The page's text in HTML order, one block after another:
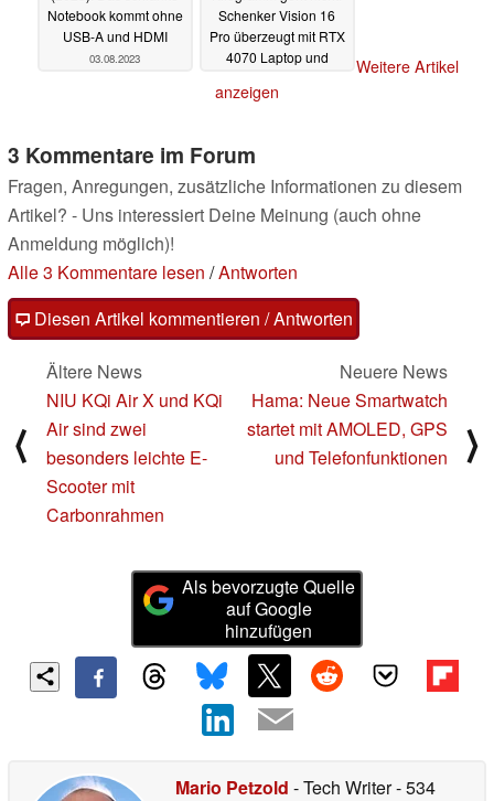
Notebook kommt ohne
USB-A und HDMI
03.08.2023
Schenker Vision 16
Pro überzeugt mit RTX
4070 Laptop und
21.07.2023
Weitere Artikel
anzeigen
3 Kommentare im Forum
Fragen, Anregungen, zusätzliche Informationen zu diesem
Artikel? - Uns interessiert Deine Meinung (auch ohne
Anmeldung möglich)!
Alle 3 Kommentare lesen /Antworten
Diesen Artikel kommentieren / Antworten
⟨
Ältere News
NIU KQi Air X und KQi
Air sind zwei
besonders leichte E-
Scooter mit
Carbonrahmen
Neuere News
Hama: Neue Smartwatch
startet mit AMOLED, GPS
und Telefonfunktionen
⟩
Als bevorzugte Quelle
auf Google
hinzufügen
Mario Petzold - Tech Writer- 534